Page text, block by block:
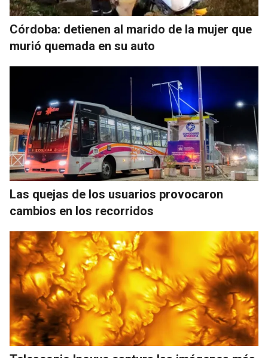
Córdoba: detienen al marido de la mujer que
murió quemada en su auto
Las quejas de los usuarios provocaron
cambios en los recorridos